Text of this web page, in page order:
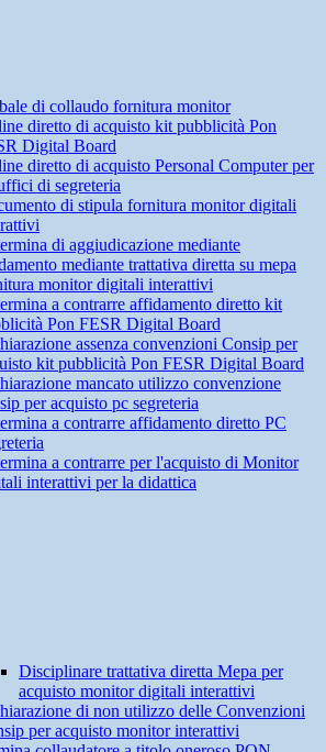
di collaudo fornitura monitor
diretto di acquisto kit pubblicità Pon
Digital Board
diretto di acquisto Personal Computer per
di segreteria
di stipula fornitura monitor digitali
di aggiudicazione mediante
mediante trattativa diretta su mepa
monitor digitali interattivi
a contrarre affidamento diretto kit
Pon FESR Digital Board
assenza convenzioni Consip per
kit pubblicità Pon FESR Digital Board
mancato utilizzo convenzione
per acquisto pc segreteria
a contrarre affidamento diretto PC
a contrarre per l'acquisto di Monitor
interattivi per la didattica
Disciplinare trattativa diretta Mepa per
acquisto monitor digitali interattivi
di non utilizzo delle Convenzioni
per acquisto monitor interattivi